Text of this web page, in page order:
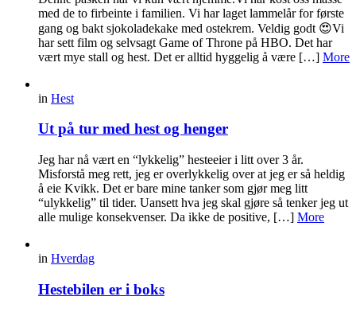
med de to firbeinte i familien. Vi har laget lammelår for første
gang og bakt sjokoladekake med ostekrem. Veldig godt 😍Vi
har sett film og selvsagt Game of Throne på HBO. Det har
vært mye stall og hest. Det er alltid hyggelig å være […] More
in Hest
Ut på tur med hest og henger
Jeg har nå vært en “lykkelig” hesteeier i litt over 3 år.
Misforstå meg rett, jeg er overlykkelig over at jeg er så heldig
å eie Kvikk. Det er bare mine tanker som gjør meg litt
“ulykkelig” til tider. Uansett hva jeg skal gjøre så tenker jeg ut
alle mulige konsekvenser. Da ikke de positive, […] More
in Hverdag
Hestebilen er i boks